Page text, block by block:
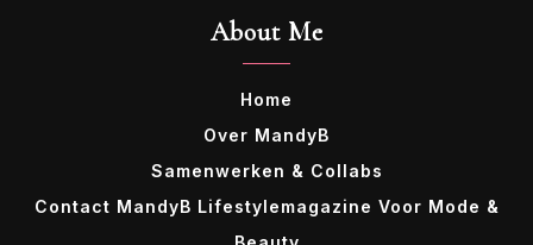
About Me
Home
Over MandyB
Samenwerken & Collabs
Contact MandyB Lifestylemagazine Voor Mode &